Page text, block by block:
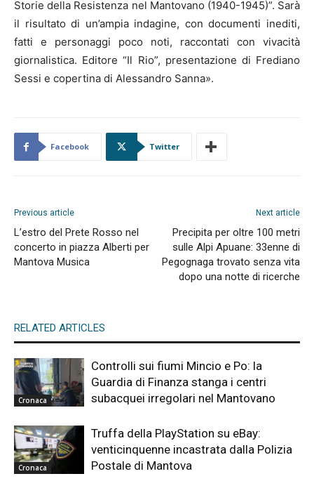
Storie della Resistenza nel Mantovano (1940-1945)”. Sarà
il risultato di un’ampia indagine, con documenti inediti,
fatti e personaggi poco noti, raccontati con vivacità
giornalistica. Editore “Il Rio”, presentazione di Frediano
Sessi e copertina di Alessandro Sanna».
Facebook Twitter
Previous article
L’estro del Prete Rosso nel
concerto in piazza Alberti per
Mantova Musica
Next article
Precipita per oltre 100 metri
sulle Alpi Apuane: 33enne di
Pegognaga trovato senza vita
dopo una notte di ricerche
RELATED ARTICLES
Cronaca
Controlli sui fiumi Mincio e Po: la
Guardia di Finanza stanga i centri
subacquei irregolari nel Mantovano
Cronaca
Truffa della PlayStation su eBay:
venticinquenne incastrata dalla Polizia
Postale di Mantova